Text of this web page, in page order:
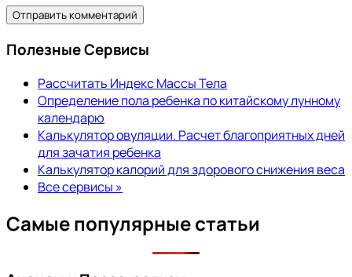
Полезные Сервисы
Рассчитать Индекс Массы Тела
Определение пола ребенка по китайскому лунному
календарю
Калькулятор овуляции. Расчет благоприятных дней
для зачатия ребенка
Калькулятор калорий для здорового снижения веса
Все сервисы »
Самые популярные статьи